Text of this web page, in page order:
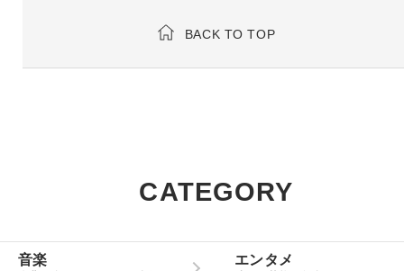
BACK TO TOP
CATEGORY
音楽 エンタメ